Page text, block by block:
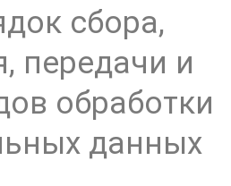
сбора,
передачи и
обработки
данных